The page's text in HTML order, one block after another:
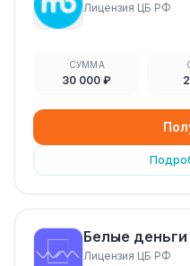
Лицензия ЦБ РФ
СУММА
30 000 ₽
Белые
Лицензия ЦБ РФ